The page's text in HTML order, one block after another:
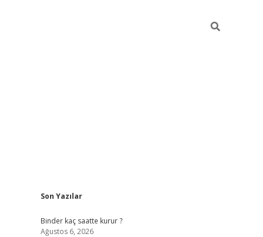
Sidebar
Son Yazılar
Binder kaç saatte kurur ?
Ağustos 6, 2026
ilbet güncel giriş adresi